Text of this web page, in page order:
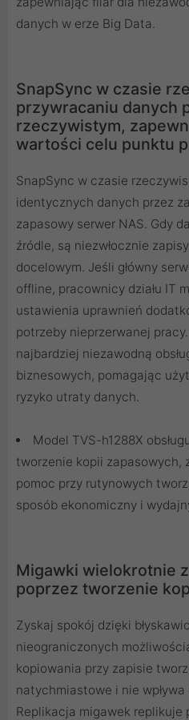
danych w erze Big Data.
SnapSync w czasie
przywracaniu danych
rzeczywistym,
wartości celu punktu
SnapSync w czasie
identycznych danych przez
zapasowy serwer NAS. Gdy
źródle, są niezwłocznie
docelowym. Jeśli główny
offline, pracownicy działu IT
ustawienia uprawnień
potrzeby nieprzerwanej
najbardziej niezawodną
biznesowych, pomagając
ryzyko utraty danych.
Model TVS-h1288X
tworzenie kopii zapasowych,
pomoc przy rutynowych
sposób ekonomiczny i
Migawki wielokrotnie
poprzez tworzenie
Zyskaj spokój dzięki
nieograniczonych
kopiowania przy zapisie
natychmiastowe i nie
Replikacja migawek replikuje